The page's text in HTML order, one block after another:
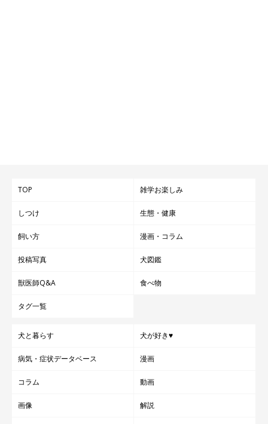
TOP 雑学お楽しみ
しつけ 生態・健康
飼い方 漫画・コラム
投稿写真 犬図鑑
獣医師Q&A 食べ物
タグ一覧
犬と暮らす 犬が好き♥
病気・症状データベース 漫画
コラム 動画
画像 解説